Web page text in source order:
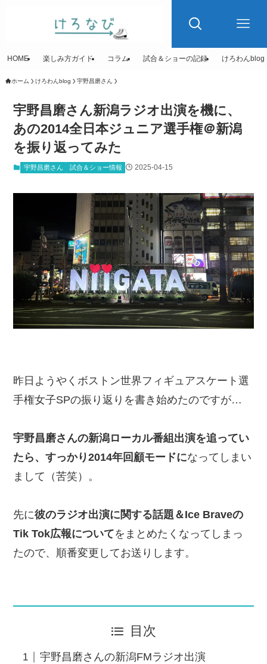
HOME 楽しみ方ガイド コラム 試合＆ショーの記録 けろわんblog
ホーム けろわんblog 宇野昌磨さん
宇野昌磨さん新潟ラジオ出演を機に、
あの2014全日本ジュニア選手権＠新潟
を振り返ってみた
宇野昌磨さん 試合＆ショー情報 2025-04-15
昨日ようやくボストン世界フィギュアスケート選
手権女子SPの振り返りを書き始めたのですが…
宇野昌磨さんの新潟ローカル番組出演を追ってい
たら、すっかり2014年回顧モードになってしまい
まして（苦笑）。
先に彼のラジオ出演に関する話題＆Ice Braveの
Tik Tok広報についてをまとめたくなってしまっ
たので、順番変更してお送りします。
目次
宇野昌磨さんの新潟FMラジオ出演